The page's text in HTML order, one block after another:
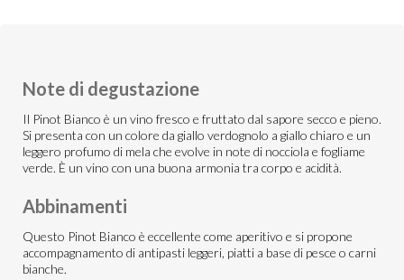
Note di degustazione
Il Pinot Bianco è un vino fresco e fruttato dal sapore secco e pieno.
Si presenta con un colore da giallo verdognolo a giallo chiaro e un
leggero profumo di mela che evolve in note di nocciola e fogliame
verde. È un vino con una buona armonia tra corpo e acidità.
Abbinamenti
Questo Pinot Bianco è eccellente come aperitivo e si propone
accompagnamento di antipasti leggeri, piatti a base di pesce o carni
bianche.